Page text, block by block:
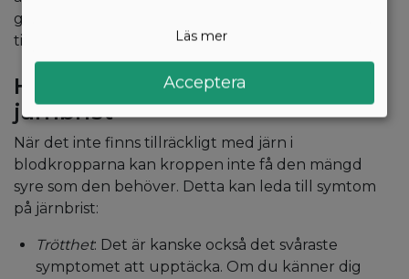
grupper. Du bör därför alltid se till att få i dig
tillräckligt med järnrik mat.
Hur man upptäcker symtom på
järnbrist
När det inte finns tillräckligt med järn i
blodkropparna kan kroppen inte få den mängd
syre som den behöver. Detta kan leda till symtom
på järnbrist:
Trötthet: Det är kanske också det svåraste
symptomet att upptäcka. Om du känner dig
Läs mer
Acceptera